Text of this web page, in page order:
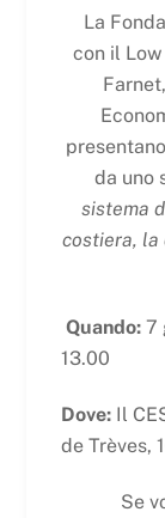
La
con il
da uno
sistema
costiera, la
Quando:7
13.00
Dove:Il
de Trèves,
Se